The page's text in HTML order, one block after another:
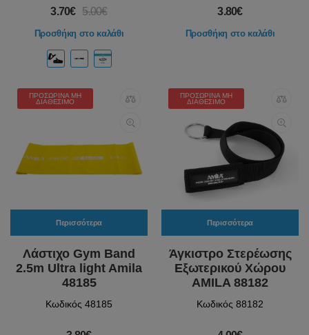
3.70€ 5.00€
Προσθήκη στο καλάθι
3.80€
Προσθήκη στο καλάθι
ΠΡΟΣΩΡΙΝΆ ΜΗ
ΔΙΑΘΈΣΙΜΟ
Περισσότερα
Λάστιχο Gym Band
2.5m Ultra light Amila
48185
Κωδικός 48185
ΠΡΟΣΩΡΙΝΆ ΜΗ
ΔΙΑΘΈΣΙΜΟ
Περισσότερα
Άγκιστρο Στερέωσης
Εξωτερικού Χώρου
AMILA 88182
Κωδικός 88182